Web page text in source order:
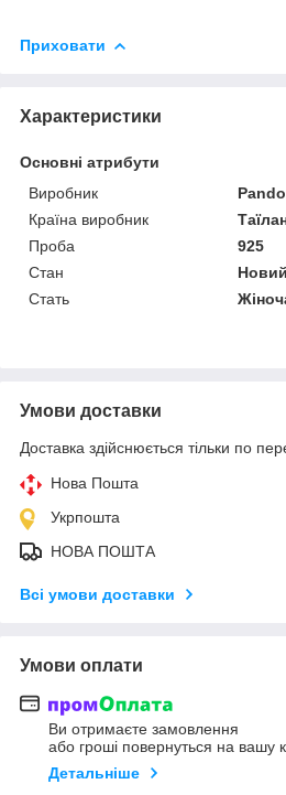
Приховати
Характеристики
Основні атрибути
Виробник
Країна виробник
Проба
925
Стан
Новий
Стать
Умови доставки
Доставка здійснюється тільки по
Нова Пошта
Укрпошта
НОВА ПОШТА
Всі умови доставки
Умови оплати
Ви отримаєте замовлення
або гроші повернуться на вашу
Детальніше